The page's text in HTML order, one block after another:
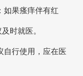
如果瘙痒伴有红
时就医。
自行使用，应在医